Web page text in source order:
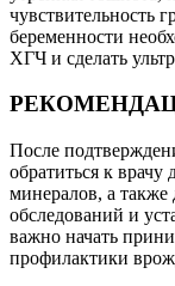
чувствительность
беременности
ХГЧ и сделать
После
обратиться к
минералов, а также
обследований и
важно начать
профилактики